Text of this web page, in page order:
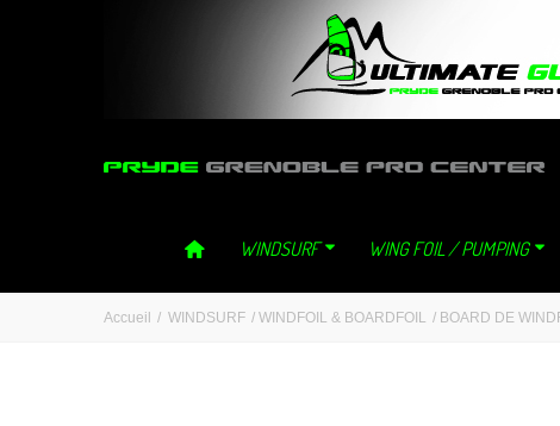
WINDSURF WING FOIL / PUMPING
Accueil / WINDSURF / WINDFOIL & BOARDFOIL / BOARD DE